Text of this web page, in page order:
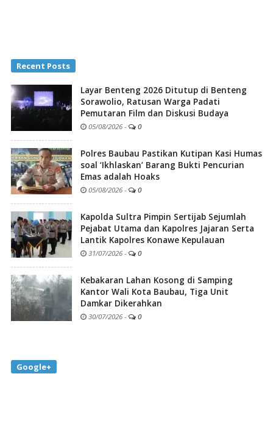
Recent Posts
Layar Benteng 2026 Ditutup di Benteng
Sorawolio, Ratusan Warga Padati
Pemutaran Film dan Diskusi Budaya
05/08/2026 - 0
Polres Baubau Pastikan Kutipan Kasi Humas
soal ‘Ikhlaskan’ Barang Bukti Pencurian
Emas adalah Hoaks
05/08/2026 - 0
Kapolda Sultra Pimpin Sertijab Sejumlah
Pejabat Utama dan Kapolres Jajaran Serta
Lantik Kapolres Konawe Kepulauan
31/07/2026 - 0
Kebakaran Lahan Kosong di Samping
Kantor Wali Kota Baubau, Tiga Unit
Damkar Dikerahkan
30/07/2026 - 0
Google+